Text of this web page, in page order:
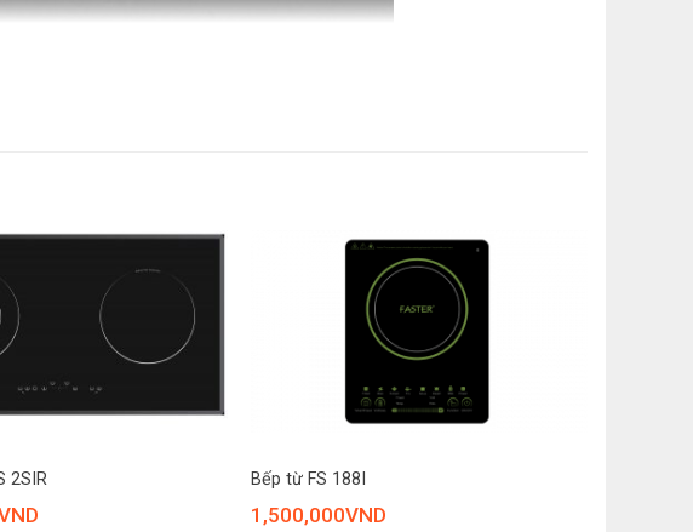
– Bảng điều khiển cảm ứng trượt
– Tự nhận diện kích cỡ đáy nồi
– Tự ngắt khi bếp nóng quá tải
– Tính năng dừng bếp tạm thời
– Cảnh báo mặt bếp nóng
– Khóa bảng điều khiển
2SIR Bếp từ FS 188I
1,500,000VND